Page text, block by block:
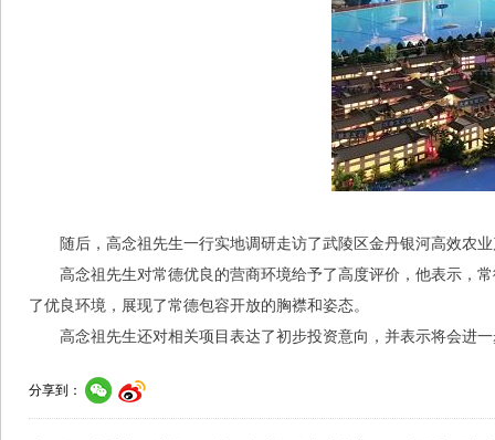
随后，高念祖先生一行实地调研走访了武陵区金丹银河高效农
高念祖先生对常德优良的营商环境给予了高度评价，他表示，
了优良环境，展现了常德包容开放的胸襟和姿态。
高念祖先生还对相关项目表达了初步投资意向，并表示将会进
分享到：